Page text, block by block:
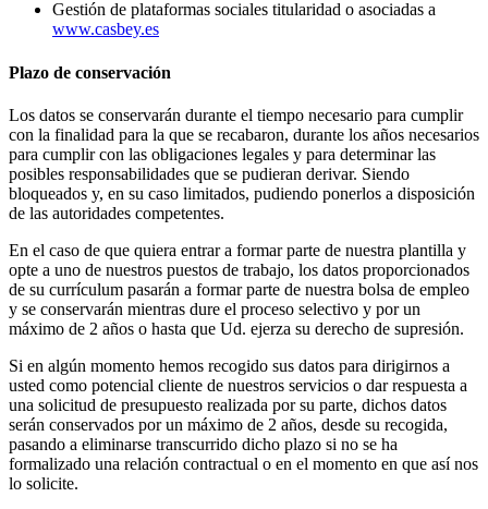
Gestión de plataformas sociales titularidad o asociadas a
www.casbey.es
Plazo de conservación
Los datos se conservarán durante el tiempo necesario para cumplir
con la finalidad para la que se recabaron, durante los años necesarios
para cumplir con las obligaciones legales y para determinar las
posibles responsabilidades que se pudieran derivar. Siendo
bloqueados y, en su caso limitados, pudiendo ponerlos a disposición
de las autoridades competentes.
En el caso de que quiera entrar a formar parte de nuestra plantilla y
opte a uno de nuestros puestos de trabajo, los datos proporcionados
de su currículum pasarán a formar parte de nuestra bolsa de empleo
y se conservarán mientras dure el proceso selectivo y por un
máximo de 2 años o hasta que Ud. ejerza su derecho de supresión.
Si en algún momento hemos recogido sus datos para dirigirnos a
usted como potencial cliente de nuestros servicios o dar respuesta a
una solicitud de presupuesto realizada por su parte, dichos datos
serán conservados por un máximo de 2 años, desde su recogida,
pasando a eliminarse transcurrido dicho plazo si no se ha
formalizado una relación contractual o en el momento en que así nos
lo solicite.